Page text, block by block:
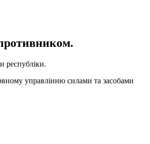
республіки.
управлінню силами та засобами